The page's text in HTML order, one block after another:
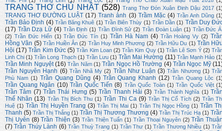
TRANG THƠ CHỦ NHẬT (528) Trang Thơ Đón Xuân Đinh Dậu 2017
TRANG THƠ ĐƯỜNG LUẬT (17) Tranh ảnh (3) Trầm Mặc (4) Trần Anh Dũng
Trần Bảo Định (4) Trần Băng Khuê (1) Trần Biên Thùy (1) Trần Dần (1) Trần Duy
(17) Trần Dzạ Lữ (4) Trần Định (1) Trần Đình Sử (2) Trần Đoàn Luận (1) Trần Đức
(2) Trần Đức Hiển (1) Trần Đức Tín (1) Trần Hà Nam (4) Trần Hoàng Vy (2)
Hồng Vân (5) Trần Huiền Ân (2) Trần Huy Minh Phương (2) Trần Hữu Du (1) Trần
Hội (17) Trần Kim Đức (5) Trần Kim Loan (2) Trần Kim Quy (1) Trần Lê Sơn Ý (2)
Linh Chi (1) Trần Long Thạch (1) Trần Lưu (1) Trần Mai Hường (11) Trần Mạnh Hảo
Trần Minh Nguyệt (16) Trần Năm (1) Trần Ngọc Hồ Trường (4) Trần Ngọc Mỹ
Trần Nguyên Hạnh (6) Trần Nhã My (2) Trần Như Luận (3) Trần Nhương (1)
Phù Nam (1) Trần Quang Dũng (4) Trần Quang Khanh (12) Trần Quang Lộc
Trần Quang Ngân (10) Trần Quốc Tiến (8) Trần Quốc Toàn (1) Trần Quốc Việt
Trần Tâm (7) Trần Thái Hưng (5) Trần Thanh Hải (3) Trần Thành Nghĩa (1)
Thế Nhân (13) Trần Thị Bích Thu (1) Trần Thi Ca (9) Trần Thị Cổ Tích (2) Trần
Huệ (1) Trần Thị Huyền Trang (3) Trần Thị Mai (1) Trần Thị Ngọc Hồng (1) Trần
Thanh (5) Trần Thị Thắng (1) Trần Thị Thương Thương (4) Trần Thị Trúc Hạ (1)
Thị Uyên (8) Trần Thiện (3) Trần Thiện Tuấn (1) Trần Thoại Nguyên (2) Trần
(7) Trần Thúy Lành (6) Trần Thuỳ Trang (1) Trần Thư (1) Trần Thương Nhiều (1)